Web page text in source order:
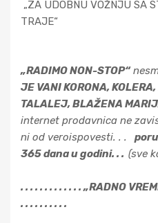
„ZA UDOBNU VOŽNJU SA
TRAJE“
„RADIMO NON-STOP“
JE VANI KORONA,
TALALEJ, BLAŽENA
internet prodavnica ne
ni od veroispovesti. . .
365 dana u godini. . . (sve
. . . . . . . . . . . . . „RADNO
. . . . . . . . . .